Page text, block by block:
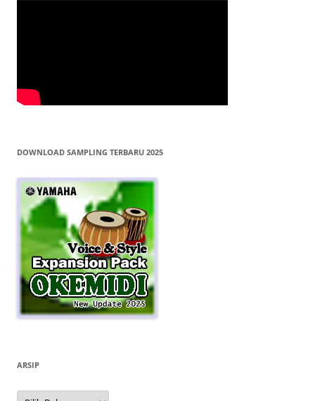
DOWNLOAD SAMPLING TERBARU 2025
ARSIP
Arsip